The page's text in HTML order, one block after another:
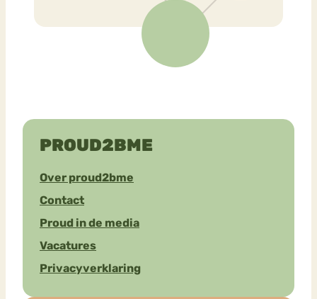
PROUD2BME
Over proud2bme
Contact
Proud in de media
Vacatures
Privacyverklaring